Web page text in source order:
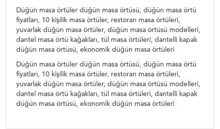
Düğün masa örtüler düğün masa örtüsü, düğün masa örtü
fiyatları, 10 kişilik masa örtüler, restoran masa örtüleri,
yuvarlak düğün masa örtüler, düğün masa örtüsü modelleri,
dantel masa örtü kağakları, tül masa örtüleri, dantelli kapak
düğün masa örtüsü, ekonomik düğün masa örtüleri
Düğün masa örtüler düğün masa örtüsü, düğün masa örtü
fiyatları, 10 kişilik masa örtüler, restoran masa örtüleri,
yuvarlak düğün masa örtüler, düğün masa örtüsü modelleri,
dantel masa örtü kağakları, tül masa örtüleri, dantelli kapak
düğün masa örtüsü, ekonomik düğün masa örtüleri